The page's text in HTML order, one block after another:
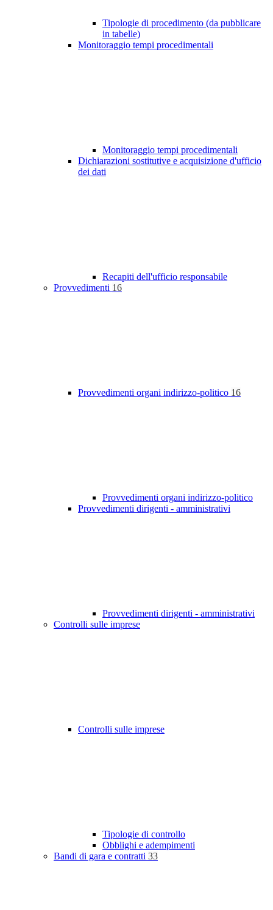
Tipologie di procedimento (da pubblicare
in tabelle)
Monitoraggio tempi procedimentali
Monitoraggio tempi procedimentali
Dichiarazioni sostitutive e acquisizione d'ufficio
dei dati
Recapiti dell'ufficio responsabile
Provvedimenti 16
Provvedimenti organi indirizzo-politico 16
Provvedimenti organi indirizzo-politico
Provvedimenti dirigenti - amministrativi
Provvedimenti dirigenti - amministrativi
Controlli sulle imprese
Controlli sulle imprese
Tipologie di controllo
Obblighi e adempimenti
Bandi di gara e contratti 33